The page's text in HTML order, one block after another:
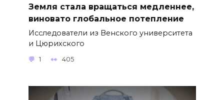
Земля стала вращаться медленнее,
виновато глобальное потепление
Исследователи из Венского университета
и Цюрихского
1 405